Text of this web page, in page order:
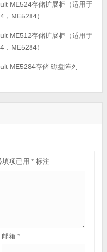
ME524存储扩展柜（适用于
，ME5284）
ME512存储扩展柜（适用于
，ME5284）
ME5284存储 磁盘阵列
填项已用 *标注
邮箱*